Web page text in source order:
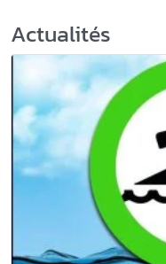
Actualités